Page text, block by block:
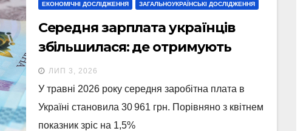
ЕКОНОМІЧНІ ДОСЛІДЖЕННЯ ЗАГАЛЬНОУКРАЇНСЬКІ ДОСЛІДЖЕННЯ
Середня зарплата українців
збільшилася: де отримують
найбільше
ЛИП 3, 2026
У травні 2026 року середня заробітна плата в
Україні становила 30 961 грн. Порівняно з квітнем
показник зріс на 1,5%